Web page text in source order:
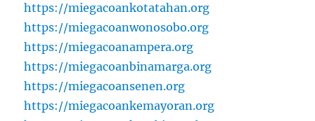
https://miegacoankotatahan.org
https://miegacoanwonosobo.org
https://miegacoanampera.org
https://miegacoanbinamarga.org
https://miegacoansenen.org
https://miegacoankemayoran.org